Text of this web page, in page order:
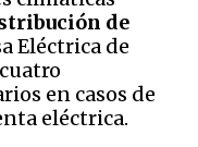
de
Eléctrica de
en casos de
eléctrica.